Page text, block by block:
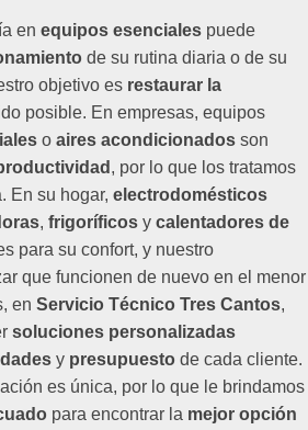
en equipos esenciales puede
de su rutina diaria o de su
objetivo es restaurar la
posible. En empresas, equipos
o aires acondicionados son
, por lo que los tratamos
En su hogar, electrodomésticos
, frigoríficos y calentadores de
para su confort, y nuestro
que funcionen de nuevo en el menor
en Servicio Técnico Tres Cantos,
soluciones personalizadas
y presupuesto de cada cliente.
es única, por lo que le brindamos
para encontrar la mejor opción